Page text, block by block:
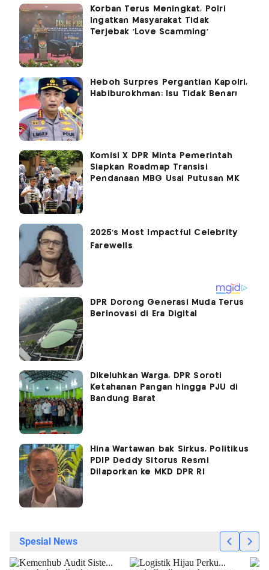
Korban Terus Meningkat, Polri
Ingatkan Masyarakat Tidak
Terjebak 'Love Scamming'
Heboh Surpres Pergantian Kapolri,
Habiburokhman: Isu Tidak Benar!
Komisi X DPR Minta Pemerintah
Siapkan Roadmap Transisi
Pendanaan MBG Usai Putusan MK
DPR Dorong Generasi Muda Terus
Berinovasi di Era Digital
Dikeluhkan Warga, DPR Soroti
Ketahanan Pangan hingga PJU di
Bandung Barat
Hina Wartawan bak Sirkus, Politikus
PDIP Deddy Sitorus Resmi
Dilaporkan ke MKD DPR RI